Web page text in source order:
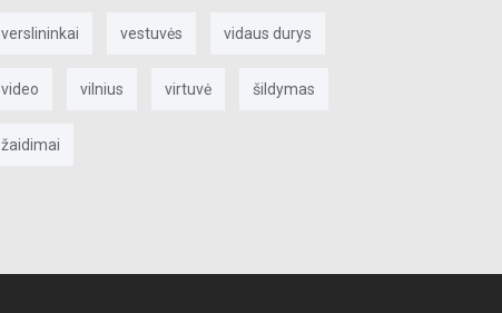
verslininkai vestuvės vidaus durys
video vilnius virtuvė šildymas
žaidimai